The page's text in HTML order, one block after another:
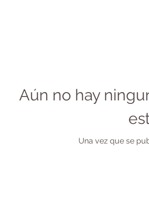
Aún no hay
Una vez que se